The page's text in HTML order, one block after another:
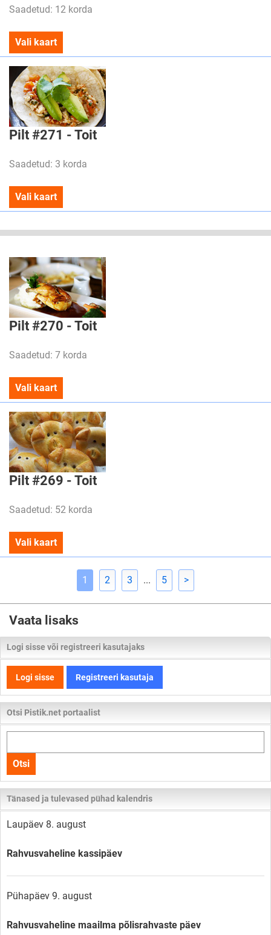
Saadetud: 12 korda
Vali kaart
Pilt #271 - Toit
Saadetud: 3 korda
Vali kaart
Pilt #270 - Toit
Saadetud: 7 korda
Vali kaart
Pilt #269 - Toit
Saadetud: 52 korda
Vali kaart
1 2 3 ... 5 >
Vaata lisaks
Logi sisse või registreeri kasutajaks
Logi sisse Registreeri kasutaja
Otsi Pistik.net portaalist
kogu
lehelt
Otsi
Tänased ja tulevased pühad kalendris
Laupäev 8. august
Rahvusvaheline kassipäev
Pühapäev 9. august
Rahvusvaheline maailma põlisrahvaste päev